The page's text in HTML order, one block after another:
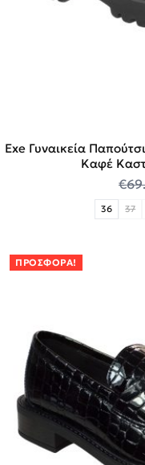
Exe Γυναικεία
Καφέ
€
36 37
ΠΡΟΣΦΟΡΆ!